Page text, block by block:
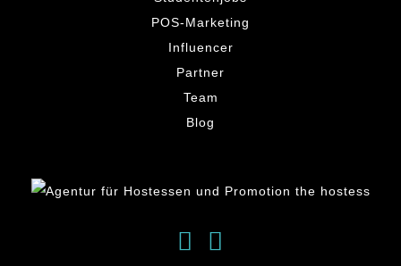
POS-Marketing
Influencer
Partner
Team
Blog